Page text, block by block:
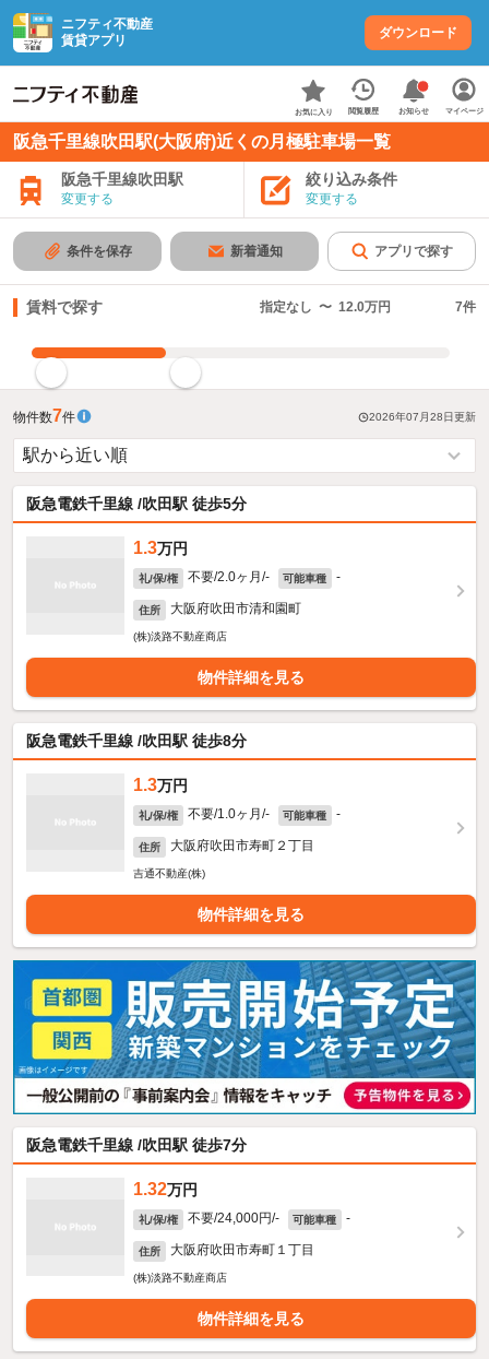
ニフティ不動産
賃貸アプリ
ダウンロード
お気に入り 閲覧履歴 お知らせ マイページ
阪急千里線吹田駅(大阪府)近くの月極駐車場一覧
阪急千里線吹田駅
変更する
絞り込み条件
変更する
条件を保存 新着通知 アプリで探す
賃料で探す 指定なし 〜 12.0万円 7件
物件数7件 2026年07月28日更新
阪急電鉄千里線 /吹田駅 徒歩5分
1.3万円
礼/保/権 不要/2.0ヶ月/- 可能車種 -
住所 大阪府吹田市清和園町
(株)淡路不動産商店
物件詳細を見る
阪急電鉄千里線 /吹田駅 徒歩8分
1.3万円
礼/保/権 不要/1.0ヶ月/- 可能車種 -
住所 大阪府吹田市寿町２丁目
吉通不動産(株)
物件詳細を見る
阪急電鉄千里線 /吹田駅 徒歩7分
1.32万円
礼/保/権 不要/24,000円/- 可能車種 -
住所 大阪府吹田市寿町１丁目
(株)淡路不動産商店
物件詳細を見る